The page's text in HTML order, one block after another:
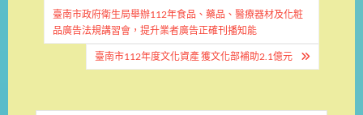
章
導
臺南市政府衛生局舉辦112年食品、藥品、醫療器材及化粧
品廣告法規講習會，提升業者廣告正確刊播知能
臺南市112年度文化資產 獲文化部補助2.1億元